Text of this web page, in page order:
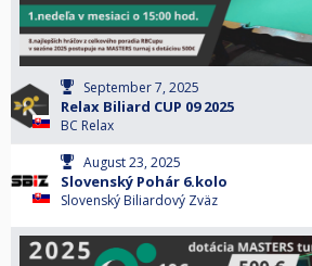
September 7, 2025
Relax Biliard CUP 09 2025
BC Relax
August 23, 2025
Slovenský Pohár 6.kolo
Slovenský Biliardový Zväz